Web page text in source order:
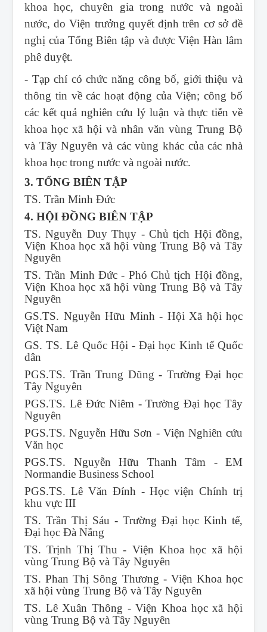
khoa học, chuyên gia trong nước và ngoài
nước, do Viện trưởng quyết định trên cơ sở đề
nghị của Tổng Biên tập và được Viện Hàn lâm
phê duyệt.
- Tạp chí có chức năng công bố, giới thiệu và
thông tin về các hoạt động của Viện; công bố
các kết quả nghiên cứu lý luận và thực tiễn về
khoa học xã hội và nhân văn vùng Trung Bộ
và Tây Nguyên và các vùng khác của các nhà
khoa học trong nước và ngoài nước.
3. TỔNG BIÊN TẬP
TS. Trần Minh Đức
4. HỘI ĐỒNG BIÊN TẬP
TS. Nguyễn Duy Thụy - Chủ tịch Hội đồng,
Viện Khoa học xã hội vùng Trung Bộ và Tây
Nguyên
TS. Trần Minh Đức - Phó Chủ tịch Hội đồng,
Viện Khoa học xã hội vùng Trung Bộ và Tây
Nguyên
GS.TS. Nguyễn Hữu Minh - Hội Xã hội học
Việt Nam
GS. TS. Lê Quốc Hội - Đại học Kinh tế Quốc
dân
PGS.TS. Trần Trung Dũng - Trường Đại học
Tây Nguyên
PGS.TS. Lê Đức Niêm - Trường Đại học Tây
Nguyên
PGS.TS. Nguyễn Hữu Sơn - Viện Nghiên cứu
Văn học
PGS.TS. Nguyễn Hữu Thanh Tâm - EM
Normandie Business School
PGS.TS. Lê Văn Đính - Học viện Chính trị
khu vực III
TS. Trần Thị Sáu - Trường Đại học Kinh tế,
Đại học Đà Nẵng
TS. Trịnh Thị Thu - Viện Khoa học xã hội
vùng Trung Bộ và Tây Nguyên
TS. Phan Thị Sông Thương - Viện Khoa học
xã hội vùng Trung Bộ và Tây Nguyên
TS. Lê Xuân Thông - Viện Khoa học xã hội
vùng Trung Bộ và Tây Nguyên